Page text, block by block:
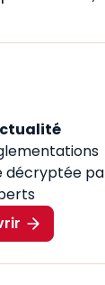
décryptée